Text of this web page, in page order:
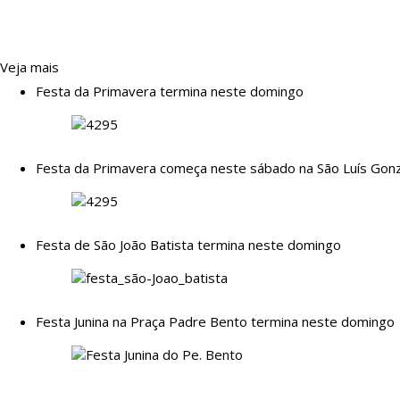
Veja mais
Festa da Primavera termina neste domingo
Festa da Primavera começa neste sábado na São Luís
Festa de São João Batista termina neste domingo
Festa Junina na Praça Padre Bento termina neste domingo